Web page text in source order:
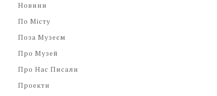
Новини
По Місту
Поза Музеєм
Про Музей
Про Нас Писали
Проекти